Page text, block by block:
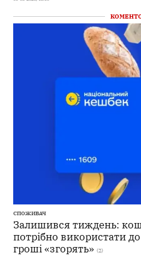
СПОЖИВАЧ
Залишився тиждень:
потрібно використати
гроші «згорять» (2)